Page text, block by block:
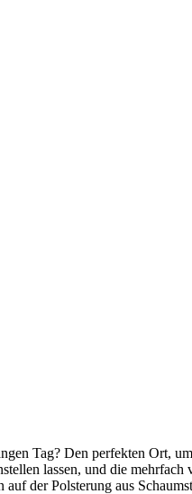
Tag? Den perfekten Ort,
lassen, und die mehrfach
der Polsterung aus